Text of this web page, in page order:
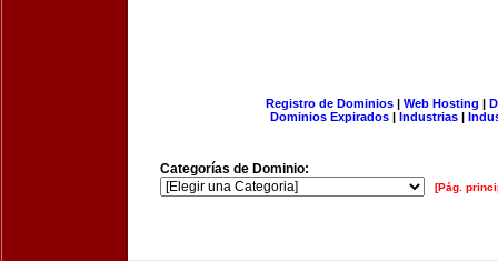
Registro de Dominios| Web Hosting |
Dominios Expirados | Industrias |
Categorías de Dominio:
[Pág.